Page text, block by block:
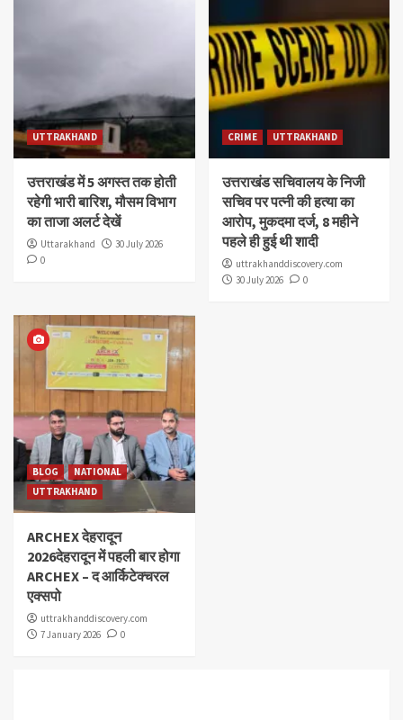
UTTRAKHAND
उत्तराखंड में 5 अगस्त तक होती
रहेगी भारी बारिश, मौसम विभाग
का ताजा अलर्ट देखें
Uttarakhand
30 July 2026
0
CRIME UTTRAKHAND
उत्तराखंड सचिवालय के निजी
सचिव पर पत्नी की हत्या का
आरोप, मुकदमा दर्ज, 8 महीने
पहले ही हुई थी शादी
uttrakhanddiscovery.com
30 July 2026
0
BLOG
NATIONAL
UTTRAKHAND
ARCHEX देहरादून
2026देहरादून में पहली बार होगा
ARCHEX – द आर्किटेक्चरल
एक्सपो
uttrakhanddiscovery.com
7 January 2026
0